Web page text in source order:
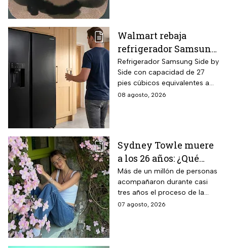
Walmart rebaja
refrigerador Samsung
Side by Side 27 pies
negro para familias
con casi 40% de
descuento
Refrigerador Samsung Side by
Side con capacidad de 27
pies cúbicos equivalentes a
716 litros, tecnología
Inverter con 20 años de
garantía exclusiva,
dispensador de agua y hielo
en la puerta y fábrica de
hielos automática.
08 agosto, 2026
Sydney Towle muere
a los 26 años: ¿Qué
cáncer padecía la
estrella de TikTok?
Más de un millón de personas
acompañaron durante casi
tres años el proceso de la
creadora: tratamientos,
07 agosto, 2026